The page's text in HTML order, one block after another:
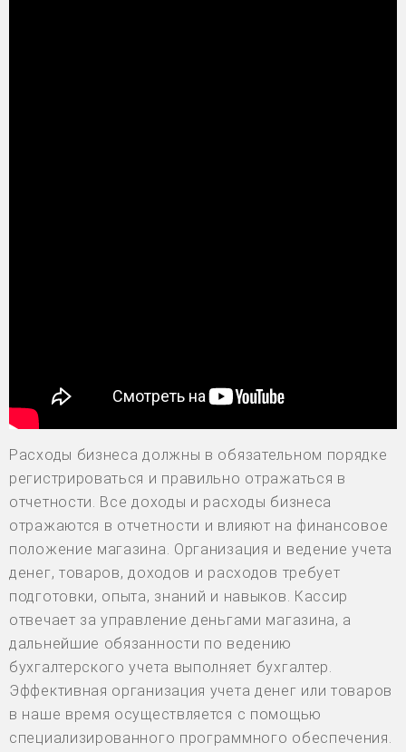
Расходы бизнеса должны в обязательном порядке
регистрироваться и правильно отражаться в
отчетности. Все доходы и расходы бизнеса
отражаются в отчетности и влияют на финансовое
положение магазина. Организация и ведение учета
денег, товаров, доходов и расходов требует
подготовки, опыта, знаний и навыков. Кассир
отвечает за управление деньгами магазина, а
дальнейшие обязанности по ведению
бухгалтерского учета выполняет бухгалтер.
Эффективная организация учета денег или товаров
в наше время осуществляется с помощью
специализированного программного обеспечения.